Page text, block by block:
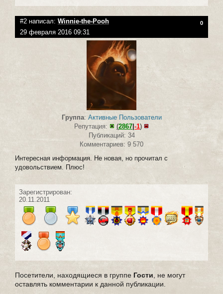
#2 написал: Winnie-the-Pooh 0
29 февраля 2016 09:31
Группа: Активные Пользователи
Репутация:
(2867 -1)
Публикаций: 34
Комментариев: 9 570
Интересная информация. Не новая, но прочитал с
удовольствием. Плюс!
Зарегистрирован:
20.11.2011
Посетители, находящиеся в группе Гости , не могут
оставлять комментарии к данной публикации.